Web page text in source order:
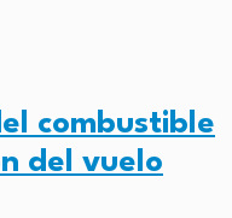
combustible
del vuelo